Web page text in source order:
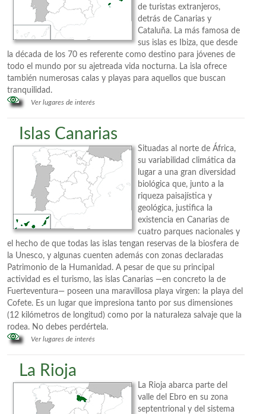
de turistas extranjeros,
detrás de Canarias y
Cataluña. La más famosa de
sus islas es Ibiza, que desde
la década de los 70 es referente como destino para jóvenes de
todo el mundo por su ajetreada vida nocturna. La isla ofrece
también numerosas calas y playas para aquellos que buscan
tranquilidad.
Ver lugares de interés
Islas Canarias
Situadas al norte de África,
su variabilidad climática da
lugar a una gran diversidad
biológica que, junto a la
riqueza paisajística y
geológica, justifica la
existencia en Canarias de
cuatro parques nacionales y
el hecho de que todas las islas tengan reservas de la biosfera de
la Unesco, y algunas cuenten además con zonas declaradas
Patrimonio de la Humanidad. A pesar de que su principal
actividad es el turismo, las islas Canarias —en concreto la de
Fuerteventura— poseen una maravillosa playa virgen: la playa del
Cofete. Es un lugar que impresiona tanto por sus dimensiones
(12 kilómetros de longitud) como por la naturaleza salvaje que la
rodea. No debes perdértela.
Ver lugares de interés
La Rioja
La Rioja abarca parte del
valle del Ebro en su zona
septentrional y del sistema